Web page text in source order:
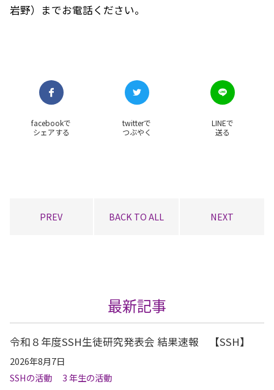
岩野）までお電話ください。
facebookで
シェアする
twitterで
つぶやく
LINEで
送る
PREV BACK TO ALL NEXT
最新記事
令和８年度SSH生徒研究発表会 結果速報 【SSH】
2026年8月7日
SSHの活動
3 年生の活動